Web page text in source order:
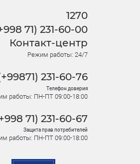
1270
71) 231-60-00
Контакт-центр
Режим работы: 24/7
231-60-76
Телефон доверия
работы: ПН-ПТ 09:00-18:00
71) 231-60-67
Защита прав потребителей
работы: ПН-ПТ 09:00-18:00